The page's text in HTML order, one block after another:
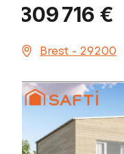
309 716 €
Brest - 29200